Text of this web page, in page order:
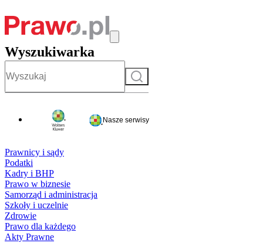
Wyszukiwarka
Szukaj
Nasze serwisy
Prawnicy i sądy
Podatki
Kadry i BHP
Prawo w biznesie
Samorząd i administracja
Szkoły i uczelnie
Zdrowie
Prawo dla każdego
Akty Prawne